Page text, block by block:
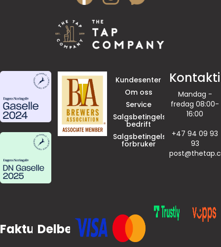
Kundesenter
Om oss
Service
Salgsbetingelser
bedrift
Salgsbetingelser
forbruker
Mandag -
fredag 08:00-
16:00
+47 94 09 93
93
FakturaDelbetaling